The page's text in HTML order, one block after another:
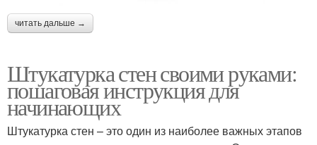
читать дальше →
Штукатурка стен своими руками:
пошаговая инструкция для
начинающих
Штукатурка стен – это один из наиболее важных этапов